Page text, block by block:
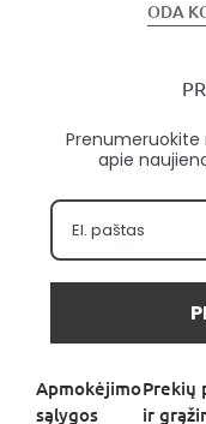
ODA
Prenumeruokite
apie
Apmokėjimo
sąlygos
Prekių
ir